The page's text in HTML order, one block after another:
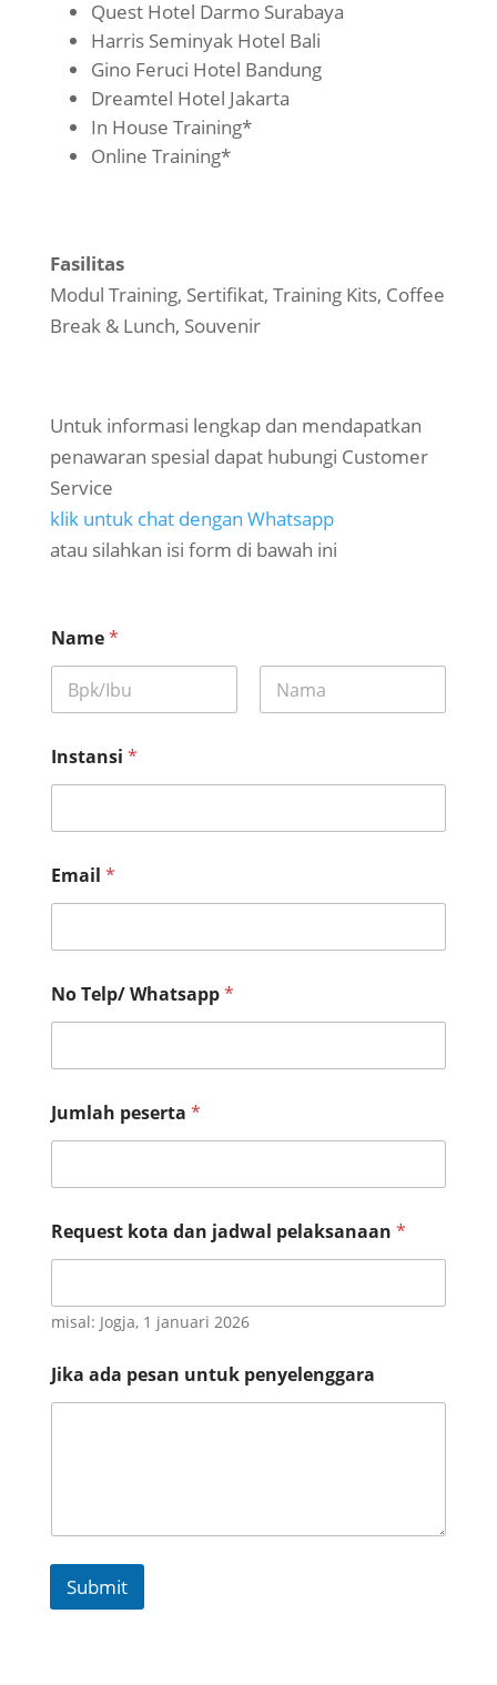
Quest Hotel Darmo Surabaya
Harris Seminyak Hotel Bali
Gino Feruci Hotel Bandung
Dreamtel Hotel Jakarta
In House Training*
Online Training*
Fasilitas
Modul Training, Sertifikat, Training Kits, Coffee
Break & Lunch, Souvenir
Untuk informasi lengkap dan mendapatkan
penawaran spesial dapat hubungi Customer
Service
klik untuk chat dengan Whatsapp
atau silahkan isi form di bawah ini
Name*
Instansi *
Email *
No Telp/ Whatsapp*
Jumlah peserta *
o
t
I
n
t
a
n
w
l
Request kota dan jadwal pelaksanaan *
misal: Jogja, 1 januari 2026
Jika ada pesan untuk penyelenggara
Submit